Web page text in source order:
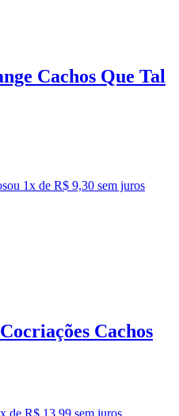
Cachos Que Tal
ou 1x de R$ 9,30 sem juros
Cachos
x de R$ 13,99 sem juros